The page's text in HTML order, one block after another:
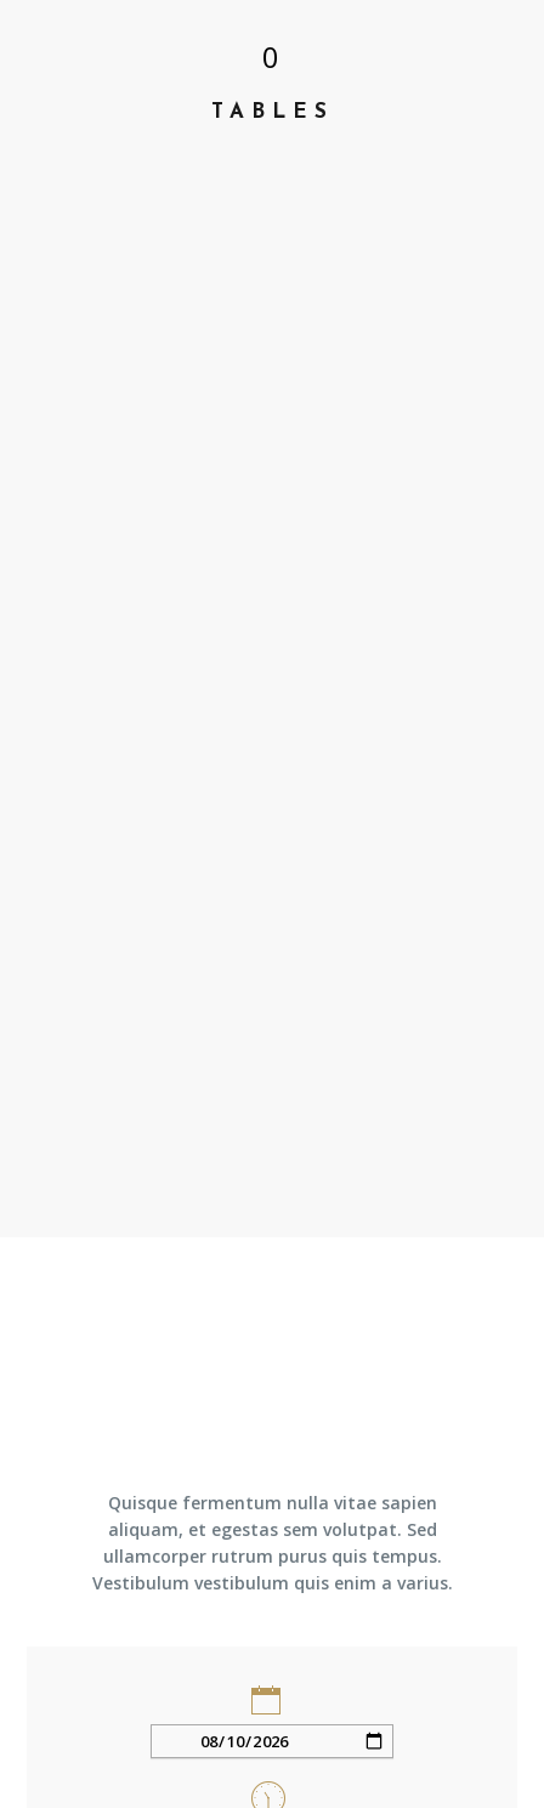
0
TABLES
Quisque fermentum nulla vitae sapien
aliquam, et egestas sem volutpat. Sed
ullamcorper rutrum purus quis tempus.
Vestibulum vestibulum quis enim a varius.